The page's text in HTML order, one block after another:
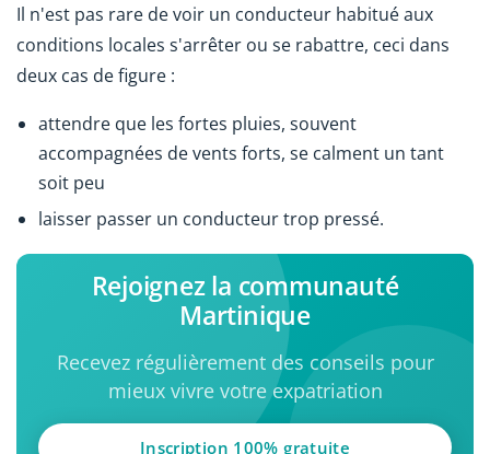
Il n'est pas rare de voir un conducteur habitué aux
conditions locales s'arrêter ou se rabattre, ceci dans
deux cas de figure :
attendre que les fortes pluies, souvent
accompagnées de vents forts, se calment un tant
soit peu
laisser passer un conducteur trop pressé.
Rejoignez la communauté
Martinique
Recevez régulièrement des conseils pour
mieux vivre votre expatriation
Inscription 100% gratuite